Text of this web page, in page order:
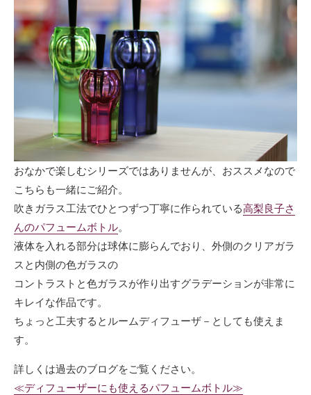
おなかで楽しむシリーズではありませんが、おススメなので
こちらも一緒にご紹介。
吹きガラス工法でひとつずつ丁寧に作られている高梨良子さ
んのパフュームボトル。
液体を入れる部分は球体に膨らんでおり、外側のクリアガラ
スと内側の色ガラスの
コントラストと色ガラスが作り出すグラデーションが非常に
キレイな作品です。
ちょっと工夫するとルームディフューザ－としても使えま
す。
詳しくは過去のブログをご覧ください。
≪ディフューザーにも使えるパフュームボトル≫